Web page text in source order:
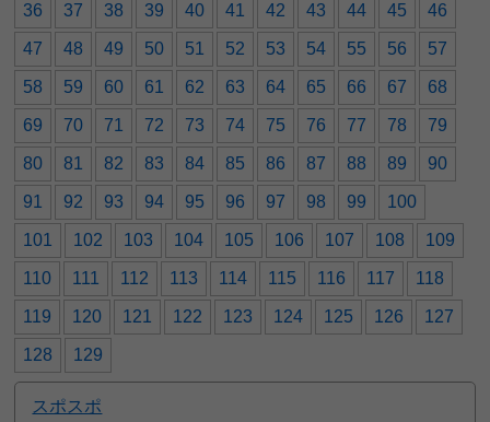
36 37 38 39 40 41 42 43 44 45 46
47 48 49 50 51 52 53 54 55 56 57
58 59 60 61 62 63 64 65 66 67 68
69 70 71 72 73 74 75 76 77 78 79
80 81 82 83 84 85 86 87 88 89 90
91 92 93 94 95 96 97 98 99 100
101 102 103 104 105 106 107 108 109
110 111 112 113 114 115 116 117 118
119 120 121 122 123 124 125 126 127
128 129
スポスポ